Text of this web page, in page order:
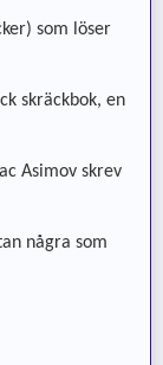
som löser
skräckbok, en
Asimov skrev
några som